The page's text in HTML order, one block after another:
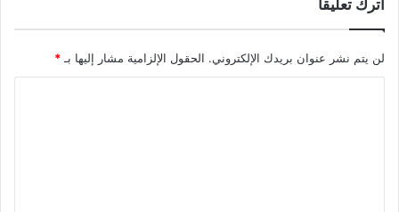
اترك تعليقاً
لن يتم نشر عنوان بريدك الإلكتروني. الحقول الإلزامية مشار إليها بـ *